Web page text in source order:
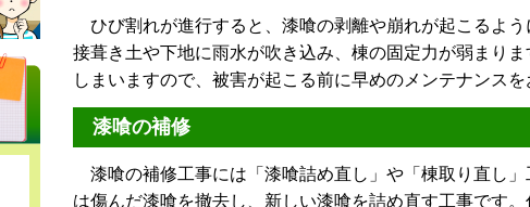
ひび割れが進行すると、漆喰の剥離や崩れが起こるよ
接葺き土や下地に雨水が吹き込み、棟の固定力が弱まり
しまいますので、被害が起こる前に早めのメンテナンスを
漆喰の補修
漆喰の補修工事には「漆喰詰め直し」や「棟取り直し」
は傷んだ漆喰を撤去し、新しい漆喰を詰め直す工事です